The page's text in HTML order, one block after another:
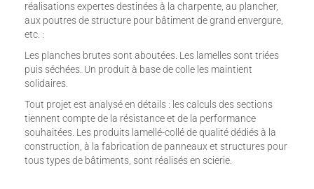
réalisations expertes destinées à la charpente, au plancher,
aux poutres de structure pour bâtiment de grand envergure,
etc. :
Les planches brutes sont aboutées. Les lamelles sont triées
puis séchées. Un produit à base de colle les maintient
solidaires.
Tout projet est analysé en détails : les calculs des sections
tiennent compte de la résistance et de la performance
souhaitées. Les produits lamellé-collé de qualité dédiés à la
construction, à la fabrication de panneaux et structures pour
tous types de bâtiments, sont réalisés en scierie.